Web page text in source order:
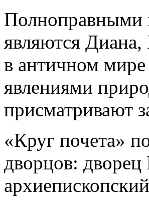
Полноправными
являются
в античном мире
явлениями
присматривают
«Круг почета»
дворцов: